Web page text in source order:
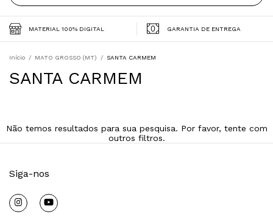
MATERIAL 100% DIGITAL GARANTIA DE ENTREGA
Início / MATO GROSSO (MT) / SANTA CARMEM
SANTA CARMEM
Não temos resultados para sua pesquisa. Por favor, tente com
outros filtros.
Siga-nos